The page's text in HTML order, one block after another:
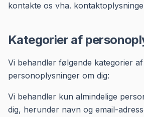
kontakte os vha.
Kategorier af
Vi behandler følgende kategorier af
personoplysninger om dig:
Vi behandler kun almindelige
dig, herunder navn og email-